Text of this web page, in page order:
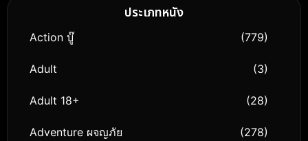
ประเภทหนัง
Action บู๊ (779)
Adult (3)
Adult 18+ (28)
Adventure ผจญภัย (278)